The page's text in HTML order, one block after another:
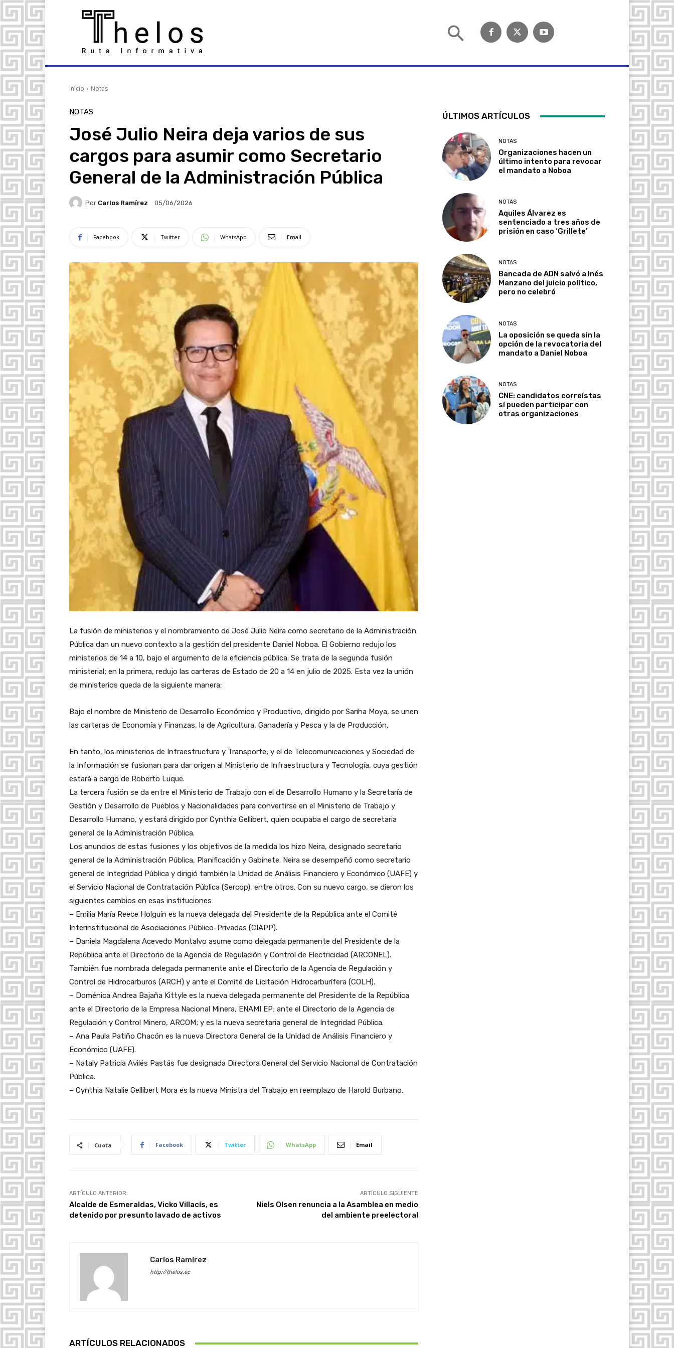
Inicio Notas
NOTAS
José Julio Neira deja varios de sus
cargos para asumir como Secretario
General de la Administración Pública
Por Carlos Ramírez 05/06/2026
Facebook Twitter WhatsApp Email
La fusión de ministerios y el nombramiento de José Julio Neira como secretario de la Administración
Pública dan un nuevo contexto a la gestión del presidente Daniel Noboa. El Gobierno redujo los
ministerios de 14 a 10, bajo el argumento de la eficiencia pública. Se trata de la segunda fusión
ministerial; en la primera, redujo las carteras de Estado de 20 a 14 en julio de 2025. Esta vez la unión
de ministerios queda de la siguiente manera:
Bajo el nombre de Ministerio de Desarrollo Económico y Productivo, dirigido por Sariha Moya, se unen
las carteras de Economía y Finanzas, la de Agricultura, Ganadería y Pesca y la de Producción.
En tanto, los ministerios de Infraestructura y Transporte; y el de Telecomunicaciones y Sociedad de
la Información se fusionan para dar origen al Ministerio de Infraestructura y Tecnología, cuya gestión
estará a cargo de Roberto Luque.
La tercera fusión se da entre el Ministerio de Trabajo con el de Desarrollo Humano y la Secretaría de
Gestión y Desarrollo de Pueblos y Nacionalidades para convertirse en el Ministerio de Trabajo y
Desarrollo Humano, y estará dirigido por Cynthia Gellibert, quien ocupaba el cargo de secretaria
general de la Administración Pública.
Los anuncios de estas fusiones y los objetivos de la medida los hizo Neira, designado secretario
general de la Administración Pública, Planificación y Gabinete. Neira se desempeñó como secretario
general de Integridad Pública y dirigió también la Unidad de Análisis Financiero y Económico (UAFE) y
el Servicio Nacional de Contratación Pública (Sercop), entre otros. Con su nuevo cargo, se dieron los
siguientes cambios en esas instituciones:
– Emilia María Reece Holguín es la nueva delegada del Presidente de la República ante el Comité
Interinstitucional de Asociaciones Público-Privadas (CIAPP).
– Daniela Magdalena Acevedo Montalvo asume como delegada permanente del Presidente de la
República ante el Directorio de la Agencia de Regulación y Control de Electricidad (ARCONEL).
También fue nombrada delegada permanente ante el Directorio de la Agencia de Regulación y
Control de Hidrocarburos (ARCH) y ante el Comité de Licitación Hidrocarburífera (COLH).
– Doménica Andrea Bajaña Kittyle es la nueva delegada permanente del Presidente de la República
ante el Directorio de la Empresa Nacional Minera, ENAMI EP; ante el Directorio de la Agencia de
Regulación y Control Minero, ARCOM; y es la nueva secretaria general de Integridad Pública.
– Ana Paula Patiño Chacón es la nueva Directora General de la Unidad de Análisis Financiero y
Económico (UAFE).
– Nataly Patricia Avilés Pastás fue designada Directora General del Servicio Nacional de Contratación
Pública.
– Cynthia Natalie Gellibert Mora es la nueva Ministra del Trabajo en reemplazo de Harold Burbano.
Cuota Facebook Twitter WhatsApp Email
ARTÍCULO ANTERIOR
Alcalde de Esmeraldas, Vicko Villacís, es
detenido por presunto lavado de activos
ARTÍCULO SIGUIENTE
Niels Olsen renuncia a la Asamblea en medio
del ambiente preelectoral
Carlos Ramírez
http://thelos.ec
ARTÍCULOS RELACIONADOS
ÚLTIMOS ARTÍCULOS
NOTAS
Organizaciones hacen un
último intento para revocar
el mandato a Noboa
NOTAS
Aquiles Álvarez es
sentenciado a tres años de
prisión en caso ‘Grillete’
NOTAS
Bancada de ADN salvó a Inés
Manzano del juicio político,
pero no celebró
NOTAS
La oposición se queda sin la
opción de la revocatoria del
mandato a Daniel Noboa
NOTAS
CNE: candidatos correístas
sí pueden participar con
otras organizaciones